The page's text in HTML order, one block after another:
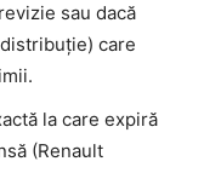
sau dacă
care
la care expiră
(Renault